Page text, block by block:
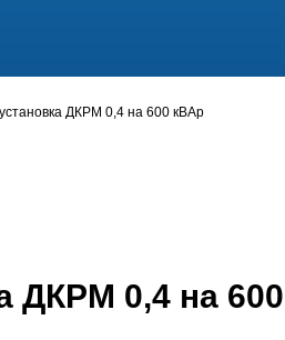
ДКРМ 0,4 на 600 кВАр
ДКРМ 0,4 на